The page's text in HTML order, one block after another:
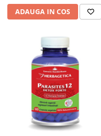
Stres
Stres oxidativ
Surmenaj școlar
Tensiunea arteriala
Tuse mixtă
Tuse productivă
Tuse seacă
ADAUGA IN COS